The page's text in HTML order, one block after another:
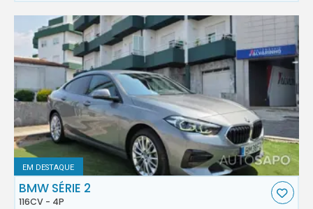
EM DESTAQUE
BMW SÉRIE 2
116CV - 4P